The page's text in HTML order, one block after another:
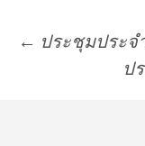
← ประชุมประจ
ป